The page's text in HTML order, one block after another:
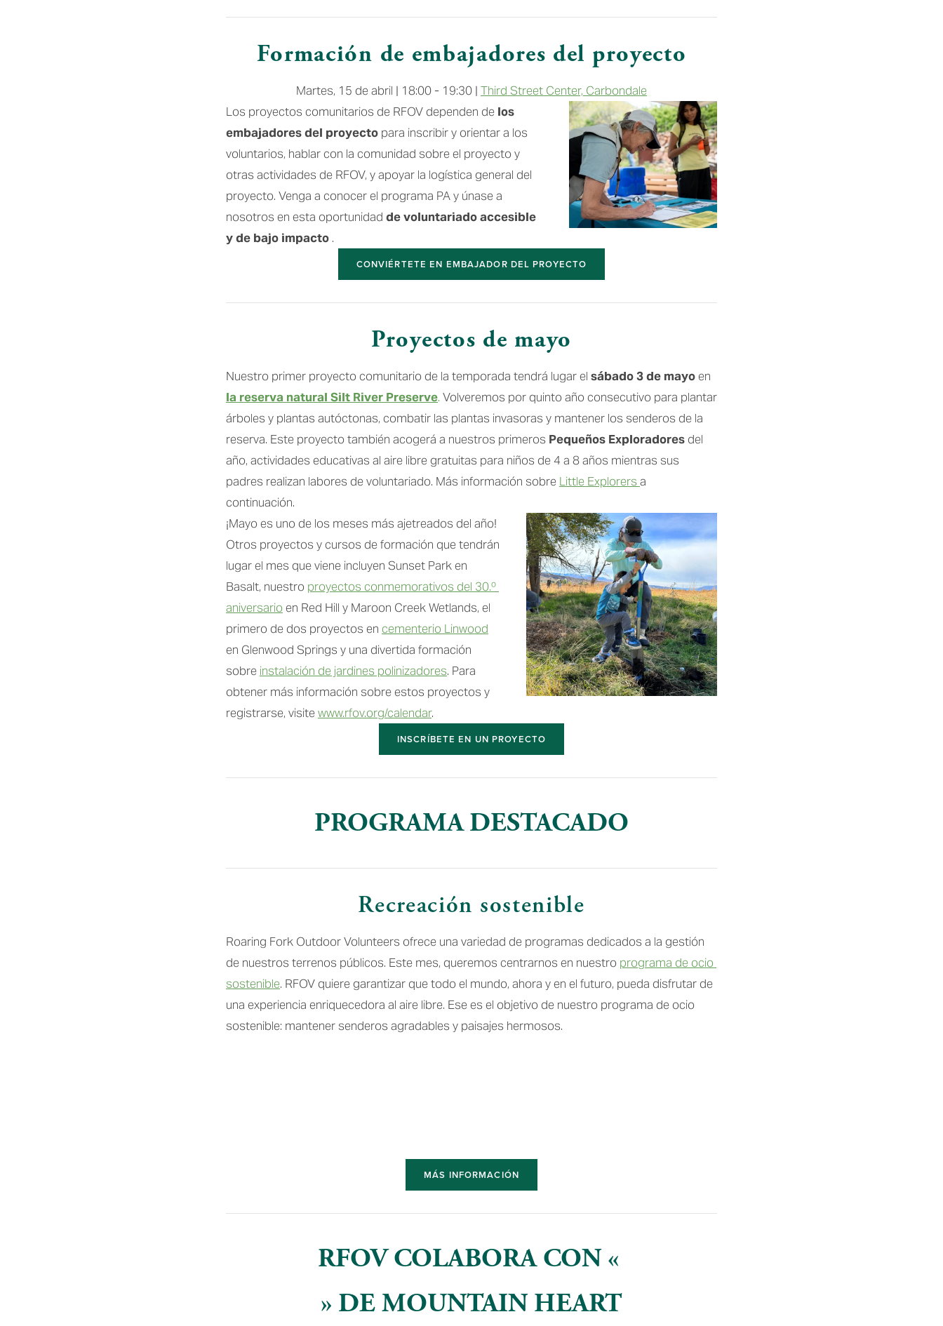
Formación de embajadores del proyecto
Martes, 15 de abril | 18:00 - 19:30 | Third Street Center, Carbondale
Los proyectos comunitarios de RFOV dependen de los
embajadores del proyecto para inscribir y orientar a los
voluntarios, hablar con la comunidad sobre el proyecto y
otras actividades de RFOV, y apoyar la logística general del
proyecto. Venga a conocer el programa PA y únase a
nosotros en esta oportunidad de voluntariado accesible
y de bajo impacto .
CONVIÉRTETE EN EMBAJADOR DEL PROYECTO
Proyectos de mayo
Nuestro primer proyecto comunitario de la temporada tendrá lugar el sábado 3 de mayo
la reserva natural Silt River Preserve. Volveremos por quinto año consecutivo para plantar
árboles y plantas autóctonas, combatir las plantas invasoras y mantener los senderos de la
reserva. Este proyecto también acogerá a nuestros primeros Pequeños Exploradores del
año, actividades educativas al aire libre gratuitas para niños de 4 a 8 años mientras sus
padres realizan labores de voluntariado. Más información sobre Little Explorers a
continuación.
¡Mayo es uno de los meses más ajetreados del año!
Otros proyectos y cursos de formación que tendrán
lugar el mes que viene incluyen Sunset Park en
Basalt, nuestro proyectos conmemorativos del 30.º
aniversario en Red Hill y Maroon Creek Wetlands, el
primero de dos proyectos en cementerio Linwood
en Glenwood Springs y una divertida formación
sobre instalación de jardines polinizadores. Para
obtener más información sobre estos proyectos y
registrarse, visite www.rfov.org/calendar.
INSCRÍBETE EN UN PROYECTO
PROGRAMA DESTACADO
Recreación sostenible
Roaring Fork Outdoor Volunteers ofrece una variedad de programas dedicados a la gestión
de nuestros terrenos públicos. Este mes, queremos centrarnos en nuestro programa de ocio
sostenible. RFOV quiere garantizar que todo el mundo, ahora y en el futuro, pueda disfrutar de
una experiencia enriquecedora al aire libre. Ese es el objetivo de nuestro programa de ocio
sostenible: mantener senderos agradables y paisajes hermosos.
MÁS INFORMACIÓN
RFOV COLABORA CON «
» DE MOUNTAIN HEART